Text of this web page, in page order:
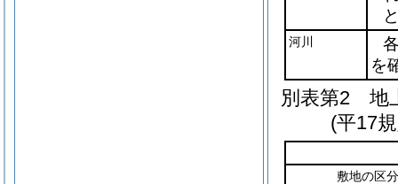
河川
を
別表第2 地
(平17
敷地の区分